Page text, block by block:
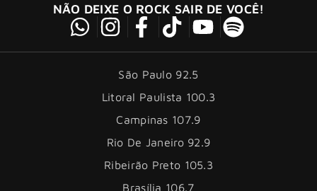
NÃO DEIXE O ROCK SAIR DE VOCÊ!
São Paulo 92.5
Litoral Paulista 100.3
Campinas 107.9
Rio De Janeiro 92.9
Ribeirão Preto 105.3
Brasília 106.7